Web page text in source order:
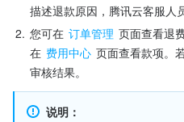
描述退款原因，腾讯云客服人
2. 您可在 订单管理 页面查看退
在 费用中心 页面查看款项。
审核结果。
说明：